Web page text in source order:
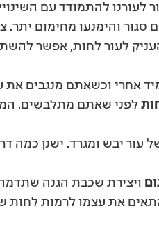
להתמודד עם
והימנעו מחימום יתר.
לעור לחות, אפשר
אחרי וכשאתם מנגבים את
לפני שאתם מתלבשים.
עור יבש ומגרד. ישנן כמה
ויצירת שכבת הגנה
את עצמו לרמות לחות